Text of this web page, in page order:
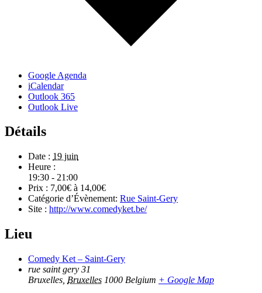
Google Agenda
iCalendar
Outlook 365
Outlook Live
Détails
Date : 19 juin
Heure :
19:30 - 21:00
Prix : 7,00€ à 14,00€
Catégorie d’Évènement: Rue Saint-Gery
Site : http://www.comedyket.be/
Lieu
Comedy Ket – Saint-Gery
rue saint gery 31
Bruxelles Bruxelles 1000 Belgium + Google Map